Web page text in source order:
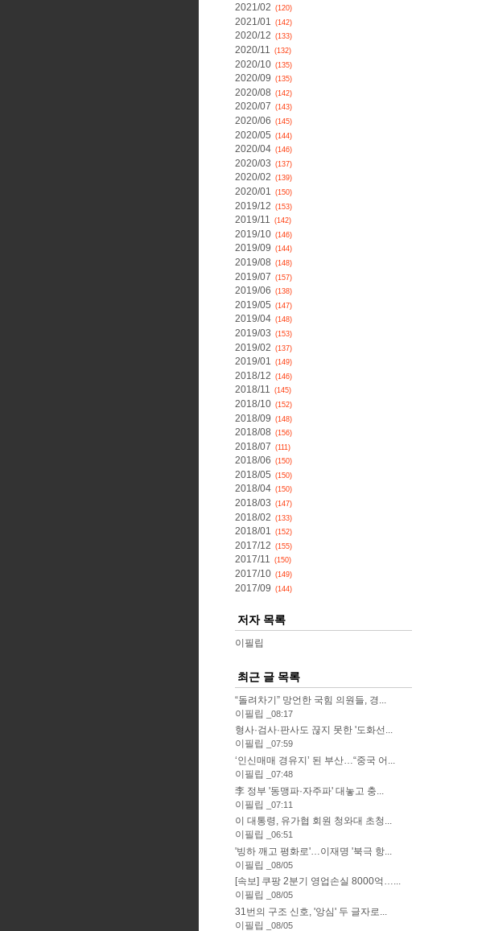
2021/02 (120)
2021/01 (142)
2020/12 (133)
2020/11 (132)
2020/10 (135)
2020/09 (135)
2020/08 (142)
2020/07 (143)
2020/06 (145)
2020/05 (144)
2020/04 (146)
2020/03 (137)
2020/02 (139)
2020/01 (150)
2019/12 (153)
2019/11 (142)
2019/10 (146)
2019/09 (144)
2019/08 (148)
2019/07 (157)
2019/06 (138)
2019/05 (147)
2019/04 (148)
2019/03 (153)
2019/02 (137)
2019/01 (149)
2018/12 (146)
2018/11 (145)
2018/10 (152)
2018/09 (148)
2018/08 (156)
2018/07 (111)
2018/06 (150)
2018/05 (150)
2018/04 (150)
2018/03 (147)
2018/02 (133)
2018/01 (152)
2017/12 (155)
2017/11 (150)
2017/10 (149)
2017/09 (144)
저자 목록
이필립
최근 글 목록
“돌려차기” 망언한 국힘 의원들, 경...
이필립
08:17
형사·검사·판사도 끊지 못한 '도화선...
이필립
07:59
‘인신매매 경유지’ 된 부산…“중국 어...
이필립
07:48
李 정부 '동맹파·자주파' 대놓고 충...
이필립
07:11
이 대통령, 유가협 회원 청와대 초청...
이필립
06:51
'빙하 깨고 평화로'…이재명 '북극 항...
이필립
08/05
[속보] 쿠팡 2분기 영업손실 8000억…...
이필립
08/05
31번의 구조 신호, '앙심' 두 글자로...
이필립
08/05